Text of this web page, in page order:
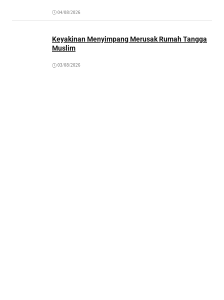
04/08/2026
Keyakinan Menyimpang Merusak Rumah Tangga
Muslim
03/08/2026